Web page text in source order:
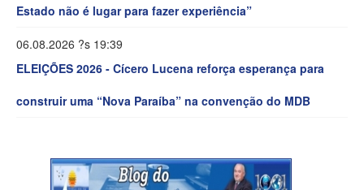
Estado não é lugar para fazer experiência”
06.08.2026 ?s 19:39
ELEIÇÕES 2026 - Cícero Lucena reforça esperança para
construir uma “Nova Paraíba” na convenção do MDB